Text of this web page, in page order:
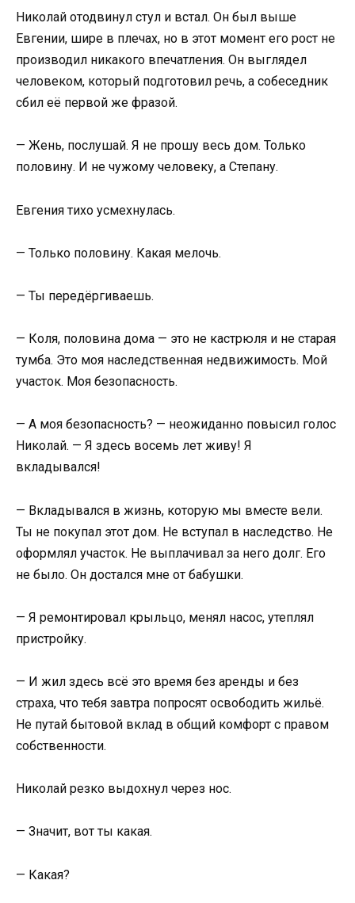
Николай отодвинул стул и встал. Он был выше
Евгении, шире в плечах, но в этот момент его рост не
производил никакого впечатления. Он выглядел
человеком, который подготовил речь, а собеседник
сбил её первой же фразой.
— Жень, послушай. Я не прошу весь дом. Только
половину. И не чужому человеку, а Степану.
Евгения тихо усмехнулась.
— Только половину. Какая мелочь.
— Ты передёргиваешь.
— Коля, половина дома — это не кастрюля и не старая
тумба. Это моя наследственная недвижимость. Мой
участок. Моя безопасность.
— А моя безопасность? — неожиданно повысил голос
Николай. — Я здесь восемь лет живу! Я
вкладывался!
— Вкладывался в жизнь, которую мы вместе вели.
Ты не покупал этот дом. Не вступал в наследство. Не
оформлял участок. Не выплачивал за него долг. Его
не было. Он достался мне от бабушки.
— Я ремонтировал крыльцо, менял насос, утеплял
пристройку.
— И жил здесь всё это время без аренды и без
страха, что тебя завтра попросят освободить жильё.
Не путай бытовой вклад в общий комфорт с правом
собственности.
Николай резко выдохнул через нос.
— Значит, вот ты какая.
— Какая?